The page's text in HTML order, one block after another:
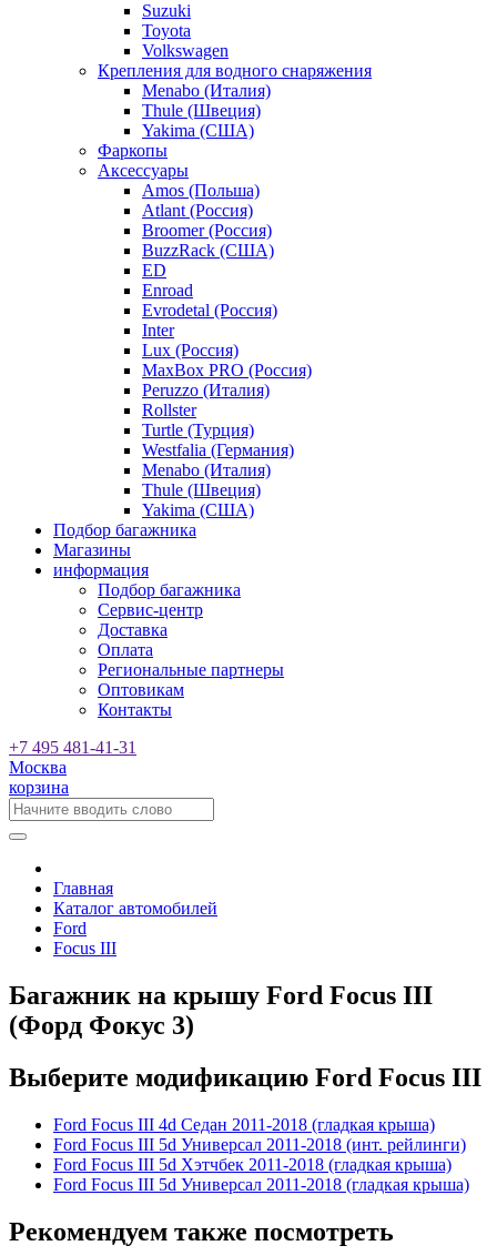
Suzuki
Toyota
Volkswagen
Крепления для водного снаряжения
Menabo (Италия)
Thule (Швеция)
Yakima (США)
Фаркопы
Аксессуары
Amos (Польша)
Atlant (Россия)
Broomer (Россия)
BuzzRack (США)
ED
Enroad
Evrodetal (Россия)
Inter
Lux (Россия)
MaxBox PRO (Россия)
Peruzzo (Италия)
Rollster
Turtle (Турция)
Westfalia (Германия)
Menabo (Италия)
Thule (Швеция)
Yakima (США)
Подбор багажника
Магазины
информация
Подбор багажника
Сервис-центр
Доставка
Оплата
Региональные партнеры
Оптовикам
Контакты
+7 495 481-41-31
Москва
корзина
Главная
Каталог автомобилей
Ford
Focus III
Багажник на крышу Ford Focus III
(Форд Фокус 3)
Выберите модификацию Ford Focus III
Ford Focus III 4d Седан 2011-2018 (гладкая крыша)
Ford Focus III 5d Универсал 2011-2018 (инт. рейлинги)
Ford Focus III 5d Хэтчбек 2011-2018 (гладкая крыша)
Ford Focus III 5d Универсал 2011-2018 (гладкая крыша)
Рекомендуем также посмотреть